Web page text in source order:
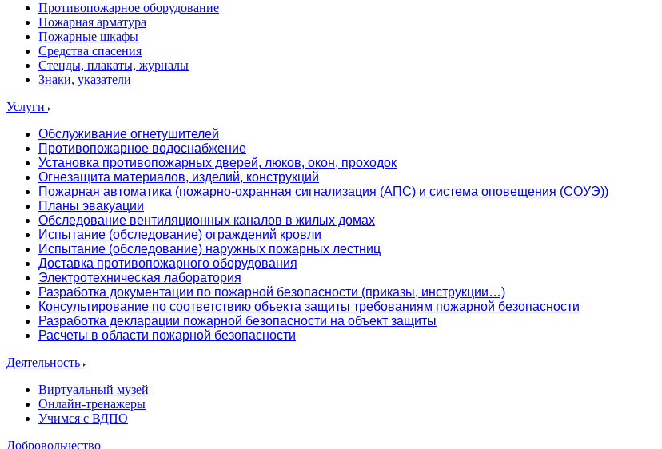
Противопожарное оборудование
Пожарная арматура
Пожарные шкафы
Средства спасения
Стенды, плакаты, журналы
Знаки, указатели
Услуги
Обслуживание огнетушителей
Противопожарное водоснабжение
Установка противопожарных дверей, люков, окон, проходок
Огнезащита материалов, изделий, конструкций
Пожарная автоматика (пожарно-охранная сигнализация (АПС) и система оповещения (СОУЭ))
Планы эвакуации
Обследование вентиляционных каналов в жилых домах
Испытание (обследование) ограждений кровли
Испытание (обследование) наружных пожарных лестниц
Доставка противопожарного оборудования
Электротехническая лаборатория
Разработка документации по пожарной безопасности (приказы, инструкции…)
Консультирование по соответствию объекта защиты требованиям пожарной безопасности
Разработка декларации пожарной безопасности на объект защиты
Расчеты в области пожарной безопасности
Деятельность
Виртуальный музей
Онлайн-тренажеры
Учимся с ВДПО
Добровольчество